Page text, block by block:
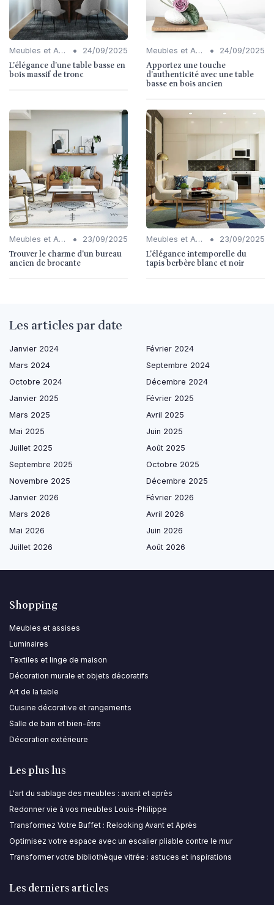
Meubles et Accessoires • 24/09/2025
L'élégance d'une table basse en
bois massif de tronc
Meubles et Accessoires • 24/09/2025
Apportez une touche
d'authenticité avec une table
basse en bois ancien
Meubles et Accessoires • 23/09/2025
Trouver le charme d'un bureau
ancien de brocante
Meubles et Accessoires • 23/09/2025
L'élégance intemporelle du
tapis berbère blanc et noir
Les articles par date
Janvier 2024
Février 2024
Mars 2024
Septembre 2024
Octobre 2024
Décembre 2024
Janvier 2025
Février 2025
Mars 2025
Avril 2025
Mai 2025
Juin 2025
Juillet 2025
Août 2025
Septembre 2025
Octobre 2025
Novembre 2025
Décembre 2025
Janvier 2026
Février 2026
Mars 2026
Avril 2026
Mai 2026
Juin 2026
Juillet 2026
Août 2026
Shopping
Meubles et assises
Luminaires
Textiles et linge de maison
Décoration murale et objets décoratifs
Art de la table
Cuisine décorative et rangements
Salle de bain et bien-être
Décoration extérieure
Les plus lus
L'art du sablage des meubles : avant et après
Redonner vie à vos meubles Louis-Philippe
Transformez Votre Buffet : Relooking Avant et Après
Optimisez votre espace avec un escalier pliable contre le mur
Transformer votre bibliothèque vitrée : astuces et inspirations
Les derniers articles